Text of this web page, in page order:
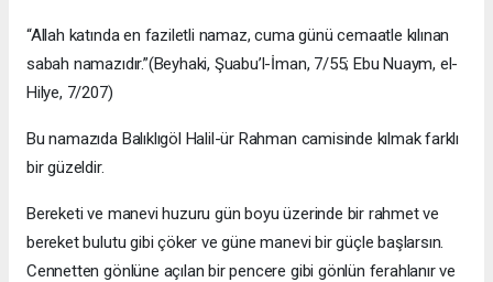
“Allah katında en faziletli namaz, cuma günü cemaatle kılınan
sabah namazıdır.”(Beyhaki, Şuabu’l-İman, 7/55; Ebu Nuaym, el-
Hilye, 7/207)
Bu namazıda Balıklıgöl Halil-ür Rahman camisinde kılmak farklı
bir güzeldir.
Bereketi ve manevi huzuru gün boyu üzerinde bir rahmet ve
bereket bulutu gibi çöker ve güne manevi bir güçle başlarsın.
Cennetten gönlüne açılan bir pencere gibi gönlün ferahlanır ve